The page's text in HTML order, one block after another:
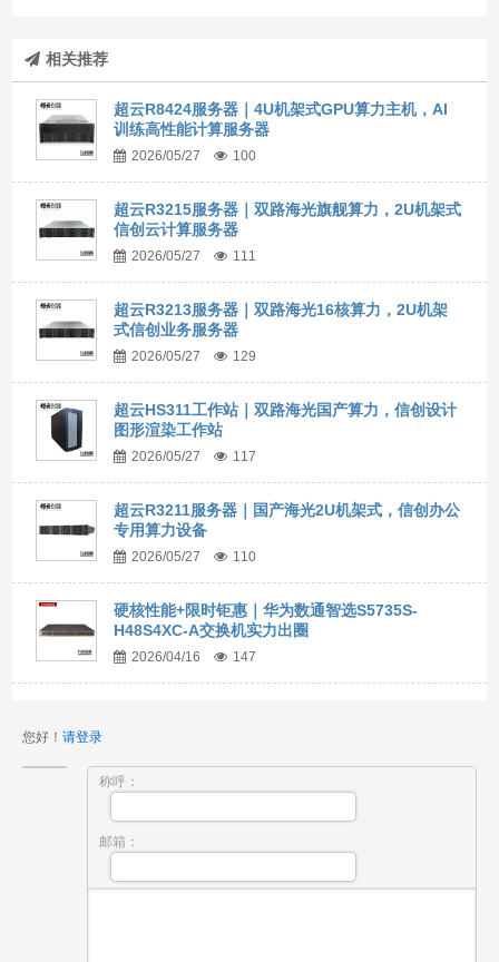
相关推荐
超云R8424服务器｜4U机架式GPU算力主机，AI
训练高性能计算服务器
2026/05/27 100
超云R3215服务器｜双路海光旗舰算力，2U机架式
信创云计算服务器
2026/05/27 111
超云R3213服务器｜双路海光16核算力，2U机架
式信创业务服务器
2026/05/27 129
超云HS311工作站｜双路海光国产算力，信创设计
图形渲染工作站
2026/05/27 117
超云R3211服务器｜国产海光2U机架式，信创办公
专用算力设备
2026/05/27 110
硬核性能+限时钜惠｜华为数通智选S5735S-
H48S4XC-A交换机实力出圈
2026/04/16 147
您好！ 请登录
称呼：
邮箱：